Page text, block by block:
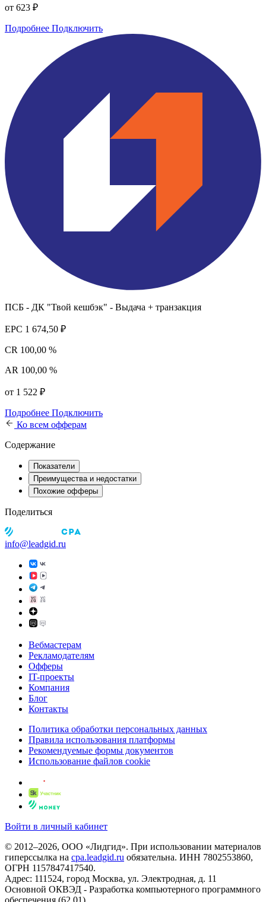
от 623 ₽
Подробнее Подключить
ПСБ - ДК "Твой кешбэк" - Выдача + транзакция
EPC 1 674,50 ₽
CR 100,00 %
AR 100,00 %
от 1 522 ₽
Подробнее Подключить
Ко всем офферам
Содержание
Показатели
Преимущества и недостатки
Похожие офферы
Поделиться
info@leadgid.ru
Вебмастерам
Рекламодателям
Офферы
IT-проекты
Компания
Блог
Контакты
Политика обработки персональных данных
Правила использования платформы
Рекомендуемые формы документов
Использование файлов cookie
Войти в личный кабинет
© 2012–2026, ООО «Лидгид». При использовании материалов
гиперссылка на cpa.leadgid.ru обязательна. ИНН 7802553860,
ОГРН 1157847417540.
Адрес: 111524, город Москва, ул. Электродная, д. 11
Основной ОКВЭД - Разработка компьютерного программного
обеспечения (62.01)